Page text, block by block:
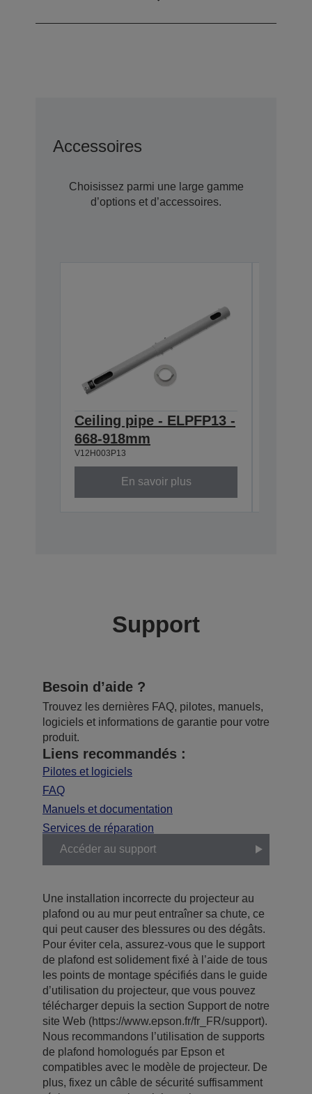
Accessoires
Choisissez parmi une large gamme
d’options et d’accessoires.
Ceiling pipe - ELPFP13 -
668-918mm
V12H003P13
En savoir plus
Support
Besoin d’aide ?
Trouvez les dernières FAQ, pilotes, manuels,
logiciels et informations de garantie pour votre
produit.
Liens recommandés :
Pilotes et logiciels
FAQ
Manuels et documentation
Services de réparation
Accéder au support
Une installation incorrecte du projecteur au
plafond ou au mur peut entraîner sa chute, ce
qui peut causer des blessures ou des dégâts.
Pour éviter cela, assurez-vous que le support
de plafond est solidement fixé à l’aide de tous
les points de montage spécifiés dans le guide
d’utilisation du projecteur, que vous pouvez
télécharger depuis la section Support de notre
site Web (https://www.epson.fr/fr_FR/support).
Nous recommandons l’utilisation de supports
de plafond homologués par Epson et
compatibles avec le modèle de projecteur. De
plus, fixez un câble de sécurité suffisamment